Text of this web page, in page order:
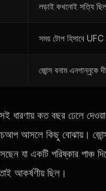
লড়াই কখনোই সত্যি
সময় টোপ হিসাবে UFC
জোন্স বনাম এনগান্নুকে
ধারণায় কত বছর ঢেলে
আসলে কিছু বোঝায়।
যা একটি পরিষ্কার পাঞ্চ
আকর্ষণীয় ছিল।